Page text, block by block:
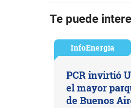
Te puede
InfoEnergía
PCR invirtió
el mayor
de Buenos